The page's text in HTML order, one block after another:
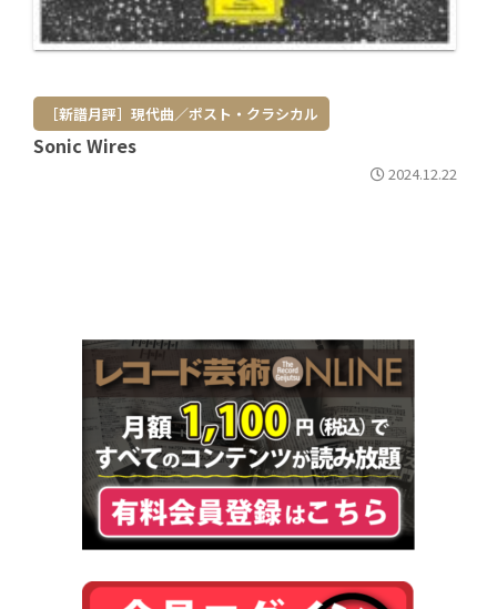
［新譜月評］現代曲／ポスト・クラシカル
Sonic Wires
2024.12.22